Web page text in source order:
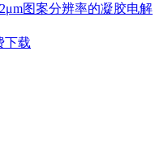
图案分辨率的凝胶电解
下载